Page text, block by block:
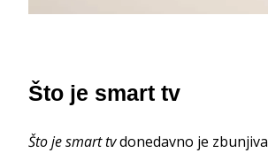
Što je smart tv
Što je smart tvdonedavno je